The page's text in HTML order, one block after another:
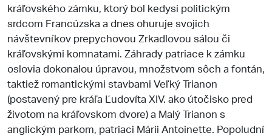
kráľovského zámku, ktorý bol kedysi politickým
srdcom Francúzska a dnes ohuruje svojich
návštevníkov prepychovou Zrkadlovou sálou či
kráľovskými komnatami. Záhrady patriace k zámku
oslovia dokonalou úpravou, množstvom sôch a fontán,
taktiež romantickými stavbami Veľký Trianon
(postavený pre kráľa Ľudovíta XIV. ako útočisko pred
životom na kráľovskom dvore) a Malý Trianon s
anglickým parkom, patriaci Márii Antoinette. Popoludní